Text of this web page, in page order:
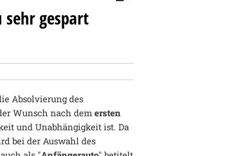
gespart
Absolvierung des
Wunsch nach demersten
und Unabhängigkeit ist. Da
bei der Auswahl des